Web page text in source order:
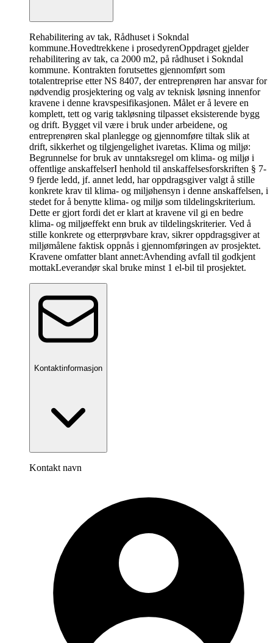
Rehabilitering av tak, Rådhuset i Sokndal
kommune.Hovedtrekkene i prosedyrenOppdraget gjelder
rehabilitering av tak, ca 2000 m2, på rådhuset i Sokndal
kommune. Kontrakten forutsettes gjennomført som
totalentreprise etter NS 8407, der entreprenøren har ansvar for
nødvendig prosjektering og valg av teknisk løsning innenfor
kravene i denne kravspesifikasjonen. Målet er å levere en
komplett, tett og varig takløsning tilpasset eksisterende bygg
og drift. Bygget vil være i bruk under arbeidene, og
entreprenøren skal planlegge og gjennomføre tiltak slik at
drift, sikkerhet og tilgjengelighet ivaretas. Klima og miljø:
Begrunnelse for bruk av unntaksregel om klima- og miljø i
offentlige anskaffelserI henhold til anskaffelsesforskriften § 7-
9 fjerde ledd, jf. annet ledd, har oppdragsgiver valgt å stille
konkrete krav til klima- og miljøhensyn i denne anskaffelsen, i
stedet for å benytte klima- og miljø som tildelingskriterium.
Dette er gjort fordi det er klart at kravene vil gi en bedre
klima- og miljøeffekt enn bruk av tildelingskriterier. Ved å
stille konkrete og etterprøvbare krav, sikrer oppdragsgiver at
miljømålene faktisk oppnås i gjennomføringen av prosjektet.
Kravene omfatter blant annet:Avhending avfall til godkjent
mottakLeverandør skal bruke minst 1 el-bil til prosjektet.
Kontaktinformasjon
Kontakt navn